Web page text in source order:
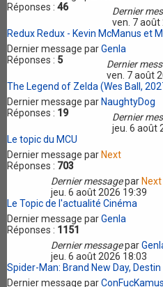
Réponses : 46 Dernier
ven. 7 août
Redux Redux - Kevin McManus et
Dernier message parGenla
Réponses : 5 Dernier
ven. 7 août
The Legend of Zelda (Wes Ball,
Dernier message par NaughtyDog
Réponses : 19 Dernier
jeu. 6 août
Le topic du MCU
Dernier message par Next
Réponses : 703
Dernier messagepar Next
jeu. 6 août 2026 19:39
Le Topic de l'actualité Cinéma
Dernier message parGenla
Réponses : 1151
Dernier messagepar
jeu. 6 août 2026 18:03
Spider-Man: Brand New Day,
Dernier message parConFucKamus